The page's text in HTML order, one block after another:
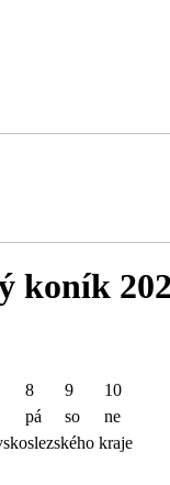
koník
8 9
10
pá so
ne
kraje